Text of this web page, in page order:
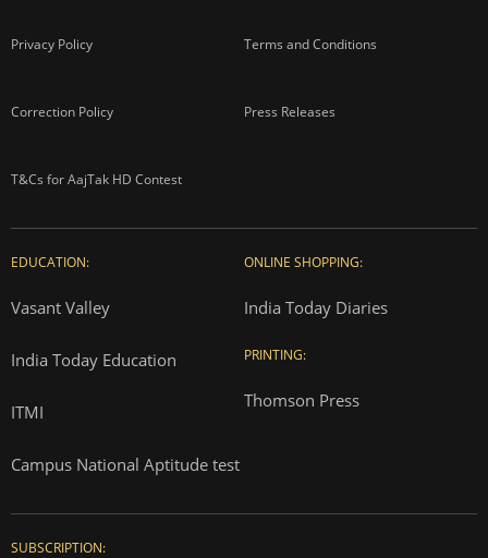
Privacy Policy Terms and Conditions
Correction Policy Press Releases
T&Cs for AajTak HD Contest
EDUCATION:
Vasant Valley
India Today Education
ITMI
Campus National Aptitude test
ONLINE SHOPPING:
India Today Diaries
PRINTING:
Thomson Press
SUBSCRIPTION: